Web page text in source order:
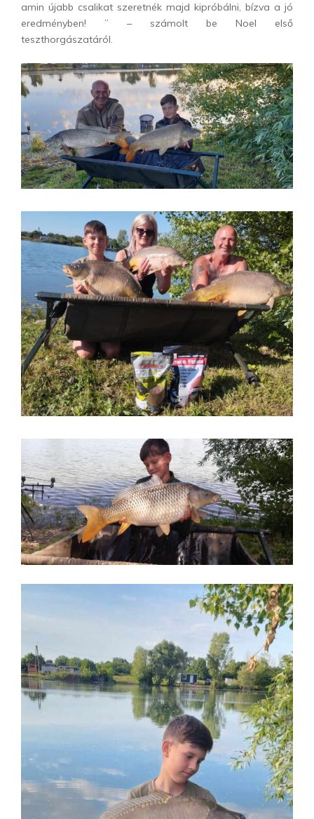
amin újabb csalikat szeretnék majd kipróbálni, bízva a jó
eredményben! ” – számolt be Noel első
teszthorgászatáról.